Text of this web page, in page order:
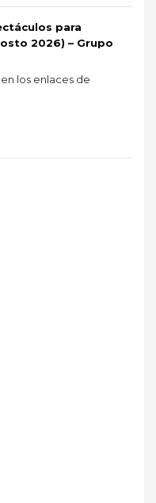
para
2026) – Grupo
los enlaces de